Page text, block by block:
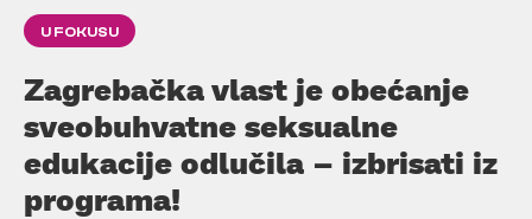
U FOKUSU
Zagrebačka vlast je obećanje
sveobuhvatne seksualne
edukacije odlučila – izbrisati iz
programa!